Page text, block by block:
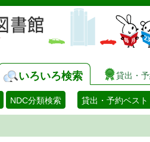
いろいろ検索 貸出・
NDC分類検索 貸出・予約ベスト